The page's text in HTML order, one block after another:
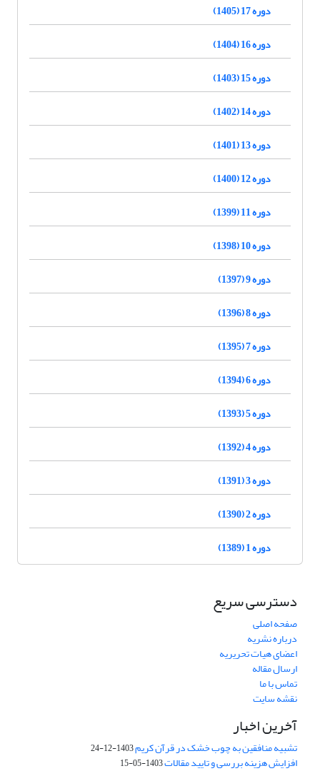
دوره 17 (1405)
دوره 16 (1404)
دوره 15 (1403)
دوره 14 (1402)
دوره 13 (1401)
دوره 12 (1400)
دوره 11 (1399)
دوره 10 (1398)
دوره 9 (1397)
دوره 8 (1396)
دوره 7 (1395)
دوره 6 (1394)
دوره 5 (1393)
دوره 4 (1392)
دوره 3 (1391)
دوره 2 (1390)
دوره 1 (1389)
دسترسی سریع
صفحه اصلی
درباره نشریه
اعضای هیات تحریریه
ارسال مقاله
تماس با ما
نقشه سایت
آخرین اخبار
تشبیه منافقین به چوب خشک در قرآن کریم1403-12-24
افزایش هزینه بررسی و تایید مقالات1403-05-15